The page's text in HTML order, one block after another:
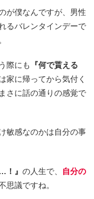
が僕なんですが、男性
るバレンタインデーで
際にも
『何で貰える
家に帰ってから気付く
さに話の通りの感覚で
敏感なのかは自分の事
！』 の人生で、
自分の
思議ですね。